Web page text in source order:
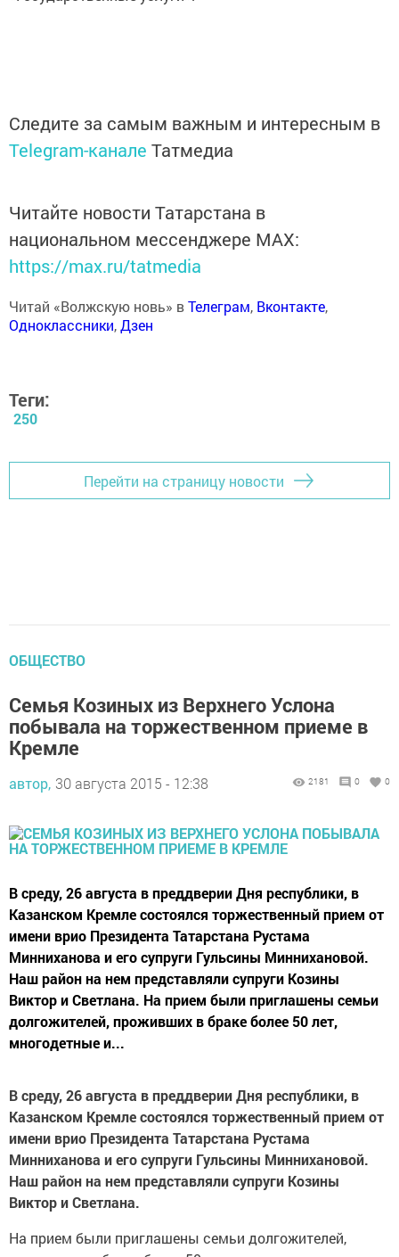
Следите за самым важным и интересным в
Telegram-канале Татмедиа
Читайте новости Татарстана в
национальном мессенджере MАХ:
https://max.ru/tatmedia
Читай «Волжскую новь» вТелеграм, Вконтакте,
Одноклассники,Дзен
Теги:
250
Перейти на страницу новости
ОБЩЕСТВО
Семья Козиных из Верхнего Услона
побывала на торжественном приеме в
Кремле
автор, 30 августа 2015 - 12:38 2181 0 0
В среду, 26 августа в преддверии Дня республики, в
Казанском Кремле состоялся торжественный прием от
имени врио Президента Татарстана Рустама
Минниханова и его супруги Гульсины Миннихановой.
Наш район на нем представляли супруги Козины
Виктор и Светлана. На прием были приглашены семьи
долгожителей, проживших в браке более 50 лет,
многодетные и...
В среду, 26 августа в преддверии Дня республики, в
Казанском Кремле состоялся торжественный прием от
имени врио Президента Татарстана Рустама
Минниханова и его супруги Гульсины Миннихановой.
Наш район на нем представляли супруги Козины
Виктор и Светлана.
На прием были приглашены семьи долгожителей,